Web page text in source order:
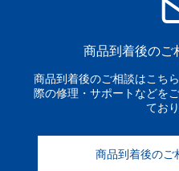
商品到着後のご
商品到着後のご相談はこち
際の修理・サポートなどを
てお
商品到着後のご